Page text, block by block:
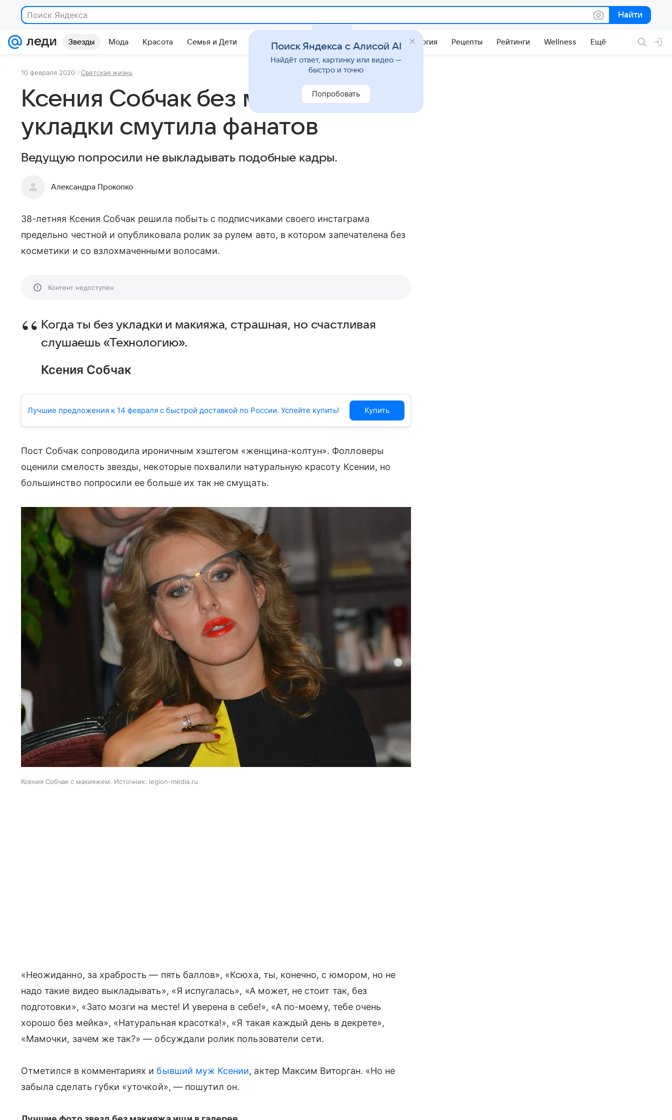
Поиск Яндекса Найти
Найти
Звезды Мода Красота Семья и Дети Гороскопы Стиль жизни Психология Рецепты Рейтинги Wellness Ещё
10 февраля 2020 Светская жизнь
Ксения Собчак без макияжа и
укладки смутила фанатов
Ведущую попросили не выкладывать подобные кадры.
Александра Прокопко
38-летняя Ксения Собчак решила побыть с подписчиками своего инстаграма
предельно честной и опубликовала ролик за рулем авто, в котором запечателена без
косметики и со взлохмаченными волосами.
Контент недоступен
Когда ты без укладки и макияжа, страшная, но счастливая
слушаешь «Технологию».
Ксения Собчак
Лучшие предложения к 14 февраля с быстрой доставкой по России. Успейте купить! Купить
Пост Собчак сопроводила ироничным хэштегом «женщина-колтун». Фолловеры
оценили смелость звезды, некоторые похвалили натуральную красоту Ксении, но
большинство попросили ее больше их так не смущать.
Ксения Собчак с макияжем. Источник: legion-media.ru
«Неожиданно, за храбрость — пять баллов», «Ксюха, ты, конечно, с юмором, но не
надо такие видео выкладывать», «Я испугалась», «А может, не стоит так, без
подготовки», «Зато мозги на месте! И уверена в себе!», «А по-моему, тебе очень
хорошо без мейка», «Натуральная красотка!», «Я такая каждый день в декрете»,
«Мамочки, зачем же так?» — обсуждали ролик пользователи сети.
Отметился в комментариях и бывший муж Ксении, актер Максим Виторган. «Но не
забыла сделать губки «уточкой», — пошутил он.
Поиск Яндекса с Алисой AI
Найдёт ответ, картинку или видео —
быстро и точно
Попробовать